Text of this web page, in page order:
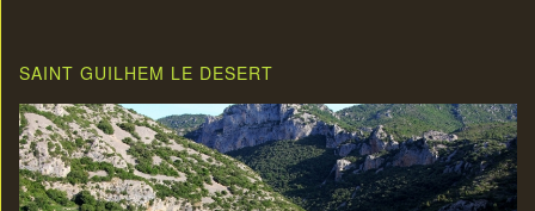
SAINT GUILHEM LE DESERT